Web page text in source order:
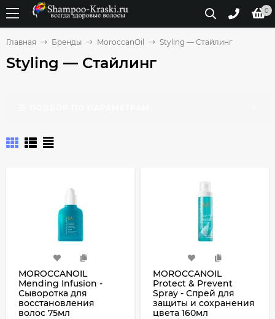
0
Главная Бренды MoroccanOil Styling — Стайлинг
Styling — Стайлинг
MOROCCANOIL
Mending Infusion -
Сыворотка для
восстановления
волос 75мл
MOROCCANOIL
Protect & Prevent
Spray - Спрей для
защиты и сохранения
цвета 160мл